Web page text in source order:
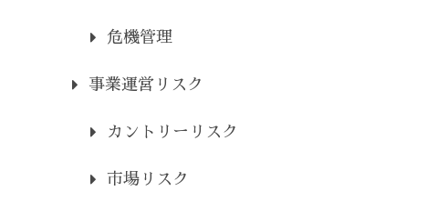
危機管理
事業運営リスク
カントリーリスク
市場リスク